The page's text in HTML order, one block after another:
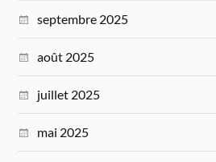
septembre 2025
août 2025
juillet 2025
mai 2025